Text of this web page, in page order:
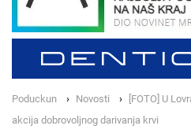
Poduckun Novosti
[FOTO] U
akcija dobrovoljnog darivanja krvi